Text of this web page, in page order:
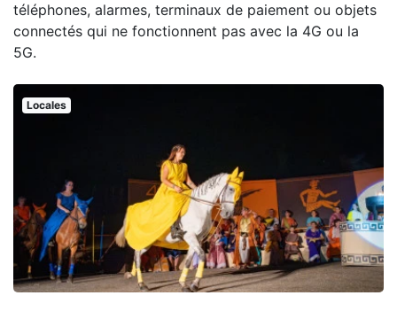
téléphones, alarmes, terminaux de paiement ou objets
connectés qui ne fonctionnent pas avec la 4G ou la
5G.
Locales